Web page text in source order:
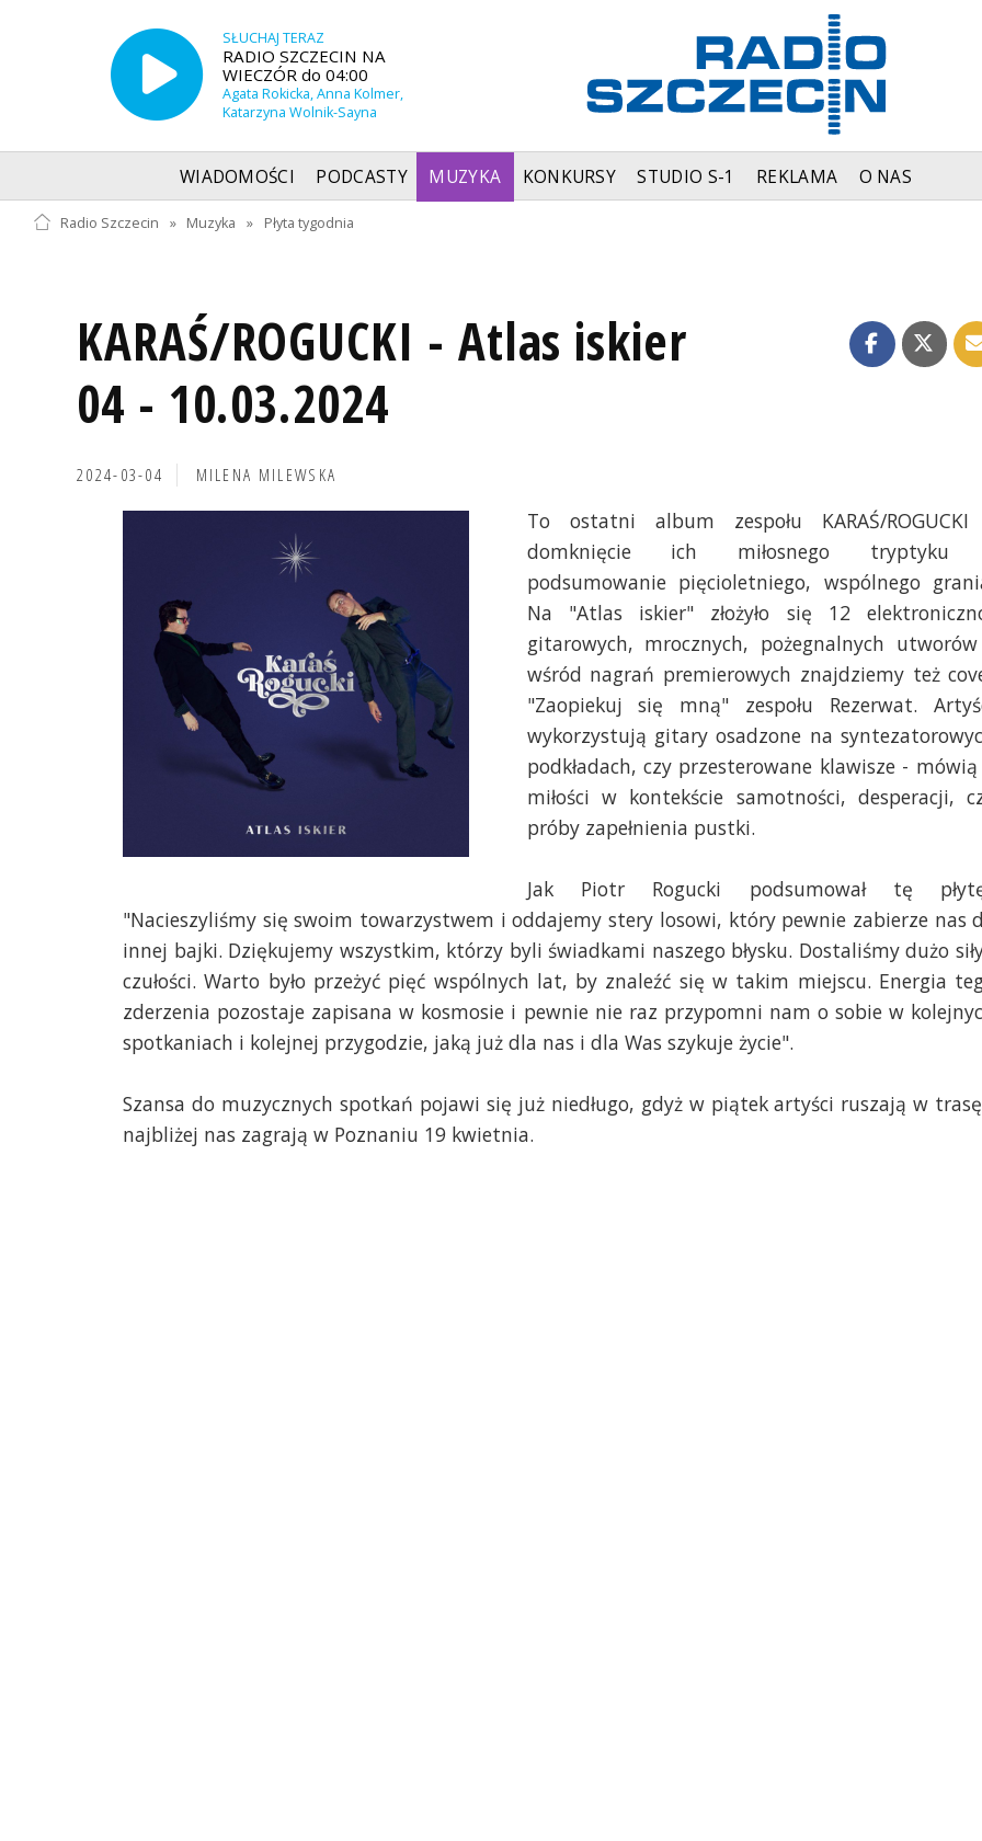
SŁUCHAJ TERAZ
RADIO SZCZECIN NA
WIECZÓR do 04:00
Agata Rokicka, Anna Kolmer,
Katarzyna Wolnik-Sayna
WIADOMOŚCI PODCASTY MUZYKA KONKURSY STUDIO S-1 REKLAMA O NAS
Radio Szczecin » Muzyka » Płyta tygodnia
KARAŚ/ROGUCKI - Atlas iskier
04 - 10.03.2024
2024-03-04 MILENA MILEWSKA
To ostatni album zespołu KARAŚ/
domknięcie ich miłosnego
podsumowanie pięcioletniego, wspólnego
Na "Atlas iskier" złożyło się 12
gitarowych, mrocznych, pożegnalnych
wśród nagrań premierowych znajdziemy też
"Zaopiekuj się mną" zespołu Rezerwat.
wykorzystują gitary osadzone na
podkładach, czy przesterowane klawisze - mówią
miłości w kontekście samotności, desperacji,
próby zapełnienia pustki.
Jak Piotr Rogucki podsumował tę
"Nacieszyliśmy się swoim towarzystwem i oddajemy stery losowi, który pewnie zabierze nas
innej bajki. Dziękujemy wszystkim, którzy byli świadkami naszego błysku. Dostaliśmy dużo
czułości. Warto było przeżyć pięć wspólnych lat, by znaleźć się w takim miejscu. Energia
zderzenia pozostaje zapisana w kosmosie i pewnie nie raz przypomni nam o sobie w
spotkaniach i kolejnej przygodzie, jaką już dla nas i dla Was szykuje życie".
Szansa do muzycznych spotkań pojawi się już niedługo, gdyż w piątek artyści ruszają w
najbliżej nas zagrają w Poznaniu 19 kwietnia.